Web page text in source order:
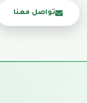
تواصل معنا